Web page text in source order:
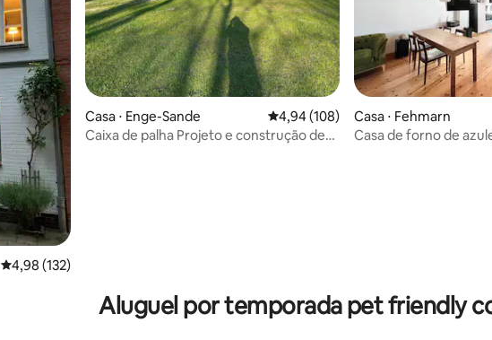
4,98 de uma avaliação média de 5, 132 avaliações
4,98 (132)
Casa ⋅ Enge-Sande 4,94 de uma avaliação média de 5,
4,94 (108)
Caixa de palha Projeto e construção de
Casa ⋅ Fehmarn
Casa de forno de
Aluguel por temporada pet friendly